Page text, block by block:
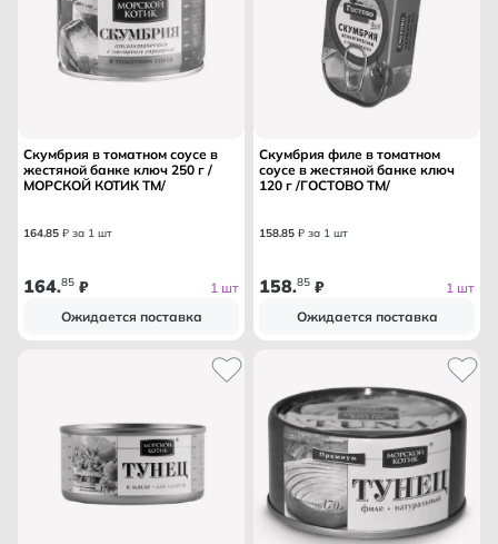
Скумбрия в томатном соусе в
жестяной банке ключ 250 г /
МОРСКОЙ КОТИК ТМ/
164.85 ₽ за 1 шт
164.85 ₽
1 шт
Ожидается поставка
Скумбрия филе в томатном
соусе в жестяной банке ключ
120 г /ГОСТОВО ТМ/
158.85 ₽ за 1 шт
158.85 ₽
1 шт
Ожидается поставка